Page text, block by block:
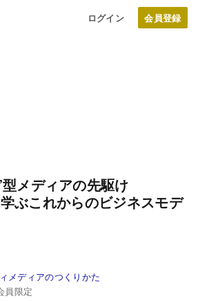
ログイン
メディアの先駆け
ぶこれからのビジネスモデ
メディアのつくりかた
員限定